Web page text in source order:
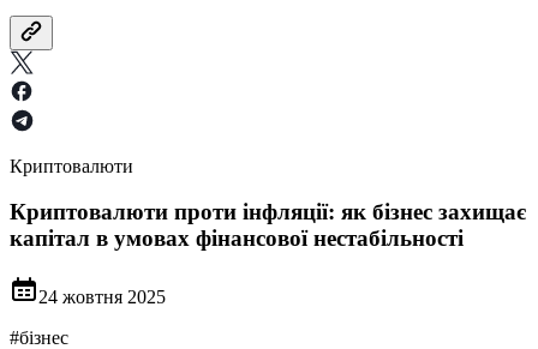
Криптовалюти
Криптовалюти проти інфляції: як бізнес захищає
капітал в умовах фінансової нестабільності
24 жовтня 2025
#бізнес